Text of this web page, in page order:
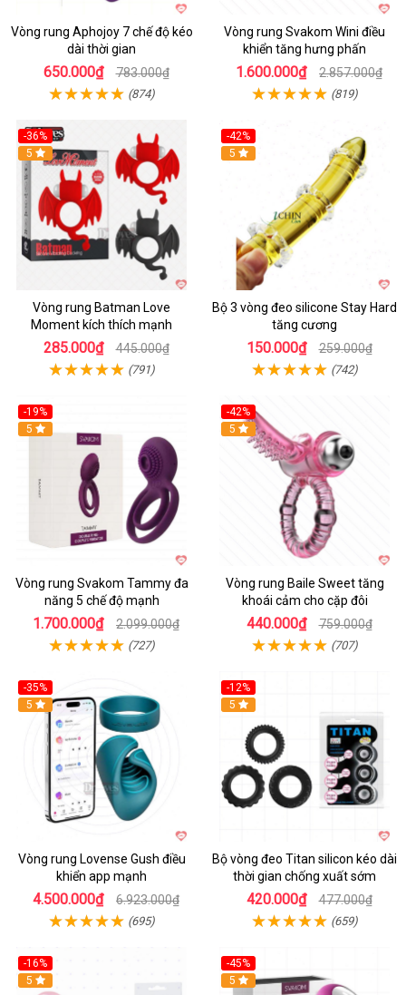
Vòng rung Aphojoy 7 chế độ kéo
dài thời gian
650.000₫ 783.000₫
(874)
Vòng rung Svakom Wini điều
khiển tăng hưng phấn
1.600.000₫ 2.857.000₫
(819)
-36%
5
Vòng rung Batman Love
Moment kích thích mạnh
285.000₫ 445.000₫
(791)
-42%
5
Bộ 3 vòng đeo silicone Stay Hard
tăng cương
150.000₫ 259.000₫
(742)
-19%
5
Vòng rung Svakom Tammy đa
năng 5 chế độ mạnh
1.700.000₫ 2.099.000₫
(727)
-42%
5
Vòng rung Baile Sweet tăng
khoái cảm cho cặp đôi
440.000₫ 759.000₫
(707)
-35%
Hot
5
Vòng rung Lovense Gush điều
khiển app mạnh
4.500.000₫ 6.923.000₫
(695)
-12%
5
Bộ vòng đeo Titan silicon kéo dài
thời gian chống xuất sớm
420.000₫ 477.000₫
(659)
-16%
Hot
5
-45%
5